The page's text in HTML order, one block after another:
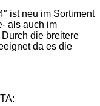
ist neu im Sortiment
als auch im
die breitere
da es die